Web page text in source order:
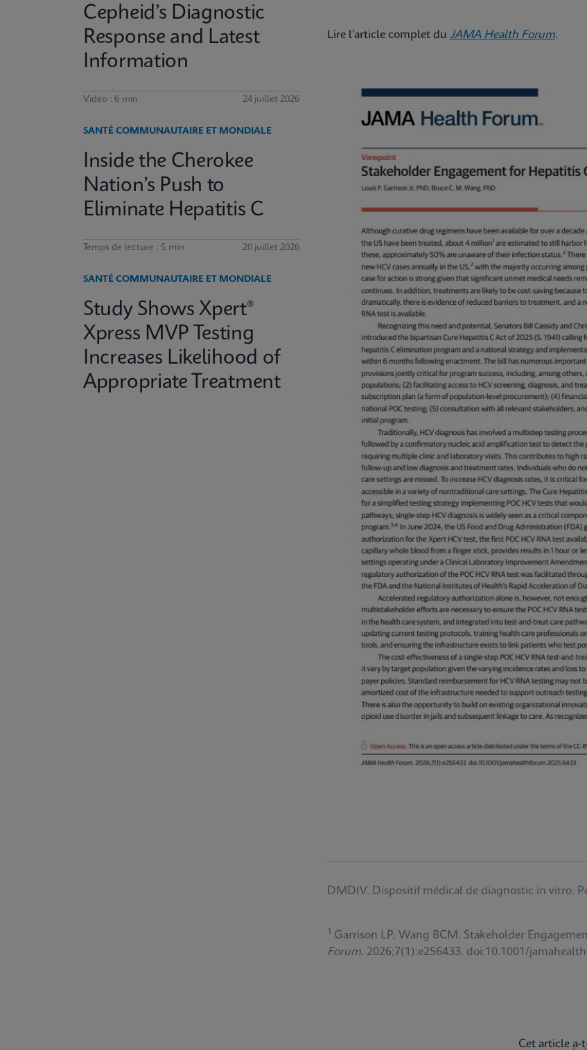
Cepheid’s Diagnostic
Response and Latest
Information
Vidéo : 6 min 24 juillet 2026
SANTÉ COMMUNAUTAIRE ET MONDIALE
Inside the Cherokee
Nation’s Push to
Eliminate Hepatitis C
Temps de lecture : 5 min 20 juillet 2026
SANTÉ COMMUNAUTAIRE ET MONDIALE
Study Shows Xpert®
Xpress MVP Testing
Increases Likelihood of
Appropriate Treatment
Lire l’article complet du JAMA Health Forum.
DMDIV. Dispositif médical de diagnostic in vitro.
1 Garrison LP, Wang BCM. Stakeholder
Forum. 2026;7(1):e256433. doi:10.1001/
Cet article a-